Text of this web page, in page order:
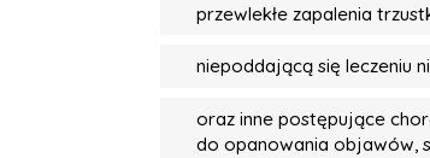
przewlekłe zapalenia
niepoddającą się leczeniu
oraz inne postępujące
do opanowania objawów,